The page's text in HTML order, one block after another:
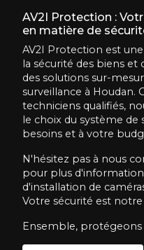
AV2I Protection :
en matière de
AV2I Protection est
la sécurité des biens
des solutions sur-
surveillance à Houdan.
techniciens qualifiés,
le choix du système de
besoins et à votre
N'hésitez pas à nous
pour plus
d'installation de
Votre sécurité est
Ensemble,